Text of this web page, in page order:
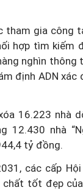
tham gia công
hợp tìm kiếm
nghìn thông
định ADN
16.223 nhà
12.430 nhà
tỷ đồng.
các cấp
chất tốt đẹp